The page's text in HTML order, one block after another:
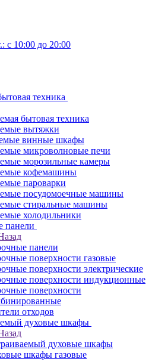
с 10:00 до 20:00
техника
бытовая техника
вытяжки
винные шкафы
микроволновые печи
морозильные камеры
кофемашины
пароварки
посудомоечные машины
стиральные машины
холодильники
панели
панели
поверхности газовые
поверхности электрические
поверхности индукционные
поверхности
отходов
духовые шкафы
духовые шкафы
шкафы газовые